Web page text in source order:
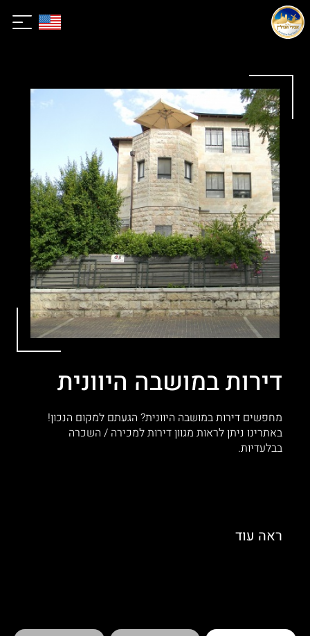
דירות במושבה היוונית
מחפשים דירות במושבה היוונית? הגעתם למקום הנכון!
באתרינו ניתן לראות מגוון דירות למכירה / השכרה
בבלעדיות.
ראה עוד